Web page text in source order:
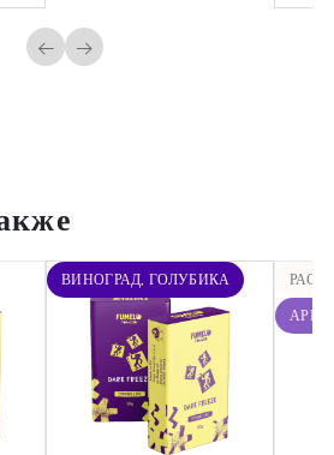
← →
ВИНОГРАД, ГОЛУБИКА